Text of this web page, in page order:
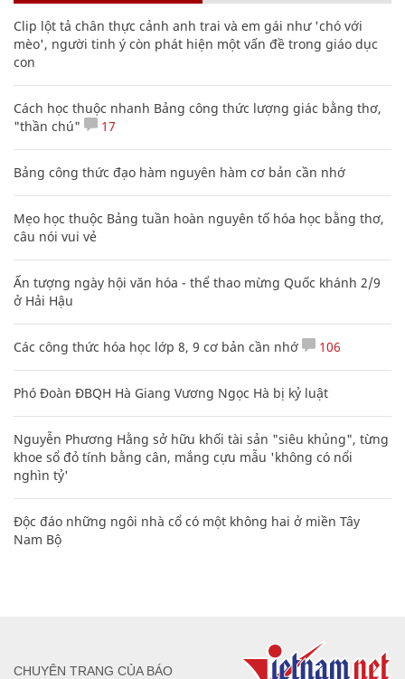
Clip lột tả chân thực cảnh anh trai và em gái như 'chó với
mèo', người tinh ý còn phát hiện một vấn đề trong giáo dục
con
Cách học thuộc nhanh Bảng công thức lượng giác bằng thơ,
"thần chú"
17
Bảng công thức đạo hàm nguyên hàm cơ bản cần nhớ
Mẹo học thuộc Bảng tuần hoàn nguyên tố hóa học bằng thơ,
câu nói vui vẻ
Ấn tượng ngày hội văn hóa - thể thao mừng Quốc khánh 2/9
ở Hải Hậu
Các công thức hóa học lớp 8, 9 cơ bản cần nhớ 106
Phó Đoàn ĐBQH Hà Giang Vương Ngọc Hà bị kỷ luật
Nguyễn Phương Hằng sở hữu khối tài sản "siêu khủng", từng
khoe sổ đỏ tính bằng cân, mắng cựu mẫu 'không có nổi
nghìn tỷ'
Độc đáo những ngôi nhà cổ có một không hai ở miền Tây
Nam Bộ
CHUYÊN TRANG CỦA BÁO